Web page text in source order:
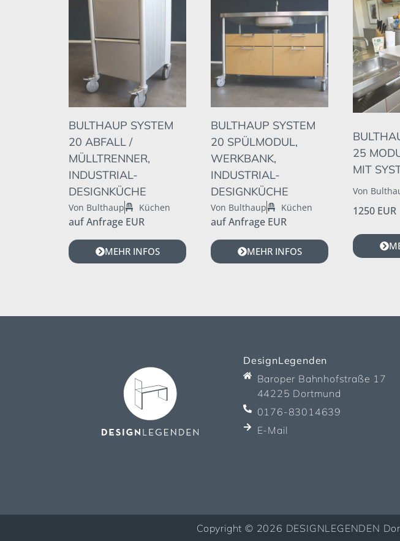
BULTHAUP SYSTEM
20 ABFALL /
MÜLLTRENNER,
INDUSTRIAL-
DESIGNKÜCHE
Von Bulthaup Küchen
auf Anfrage EUR
MEHR INFOS
BULTHAUP SYSTEM
20 SPÜLMODUL,
WERKBANK,
INDUSTRIAL-
DESIGNKÜCHE
Von Bulthaup Küchen
auf Anfrage EUR
MEHR INFOS
25
MIT
Von
1250 EUR
DesignLegenden
Baroper Bahnhofstraße 17
44225 Dortmund
0176-83014639
E-Mail
Copyright © 2026 DESIGNLEGENDEN